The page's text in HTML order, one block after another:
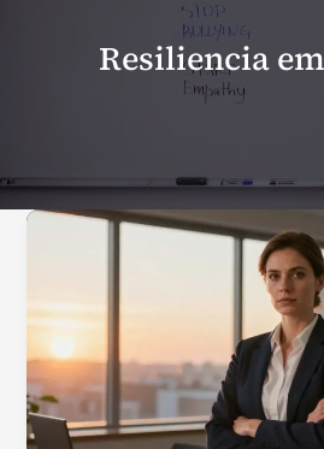
Resiliencia